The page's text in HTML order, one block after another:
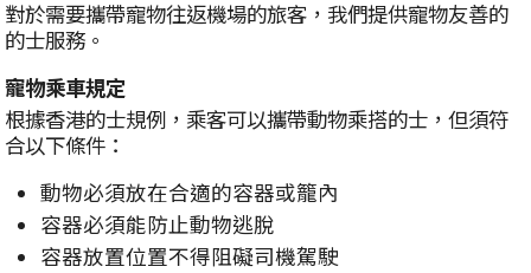
對於需要攜帶寵物往返機場的旅客，我們提供寵物友善的
的士服務。
寵物乘車規定
根據香港的士規例，乘客可以攜帶動物乘搭的士，但須符
合以下條件：
動物必須放在合適的容器或籠內
容器必須能防止動物逃脫
容器放置位置不得阻礙司機駕駛